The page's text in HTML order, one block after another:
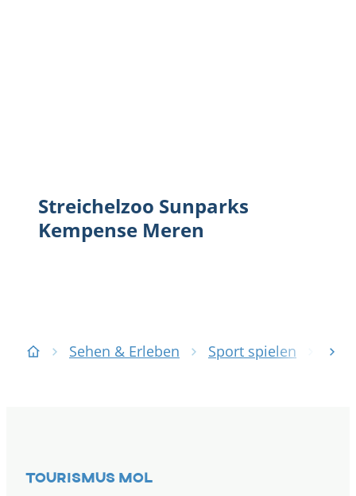
Streichelzoo Sunparks
Kempense Meren
ZuhauseSehen & Erleben Sport spielen
Kontakt
Tourismus Mol